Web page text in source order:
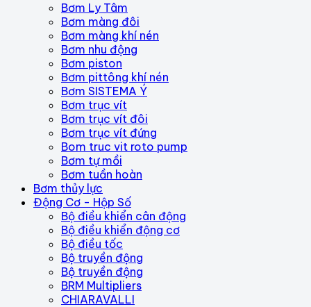
Bơm Ly Tâm
Bơm màng đôi
Bơm màng khí nén
Bơm nhu động
Bơm piston
Bơm pittông khí nén
Bơm SISTEMA Ý
Bơm trục vít
Bơm trục vít đôi
Bơm trục vít đứng
Bom truc vit roto pump
Bơm tự mồi
Bơm tuần hoàn
Bơm thủy lực
Động Cơ - Hộp Số
Bộ điều khiển cân động
Bộ điều khiển động cơ
Bộ điều tốc
Bộ truyền động
Bộ truyền động
BRM Multipliers
CHIARAVALLI